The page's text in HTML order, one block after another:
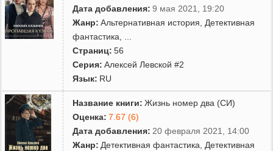
Дата добавления: 9 мая 2021, 19:20
Жанр: Альтернативная история
Детективная
фантастика
Страниц: 56
Серия: Алексей Левской #2
Язык: RU
Название книги: Жизнь номер два (СИ)
Оценка: 7.67 (6)
Дата добавления: 20 февраля 2021, 14:00
Жанр: Детективная фантастика
Детективная